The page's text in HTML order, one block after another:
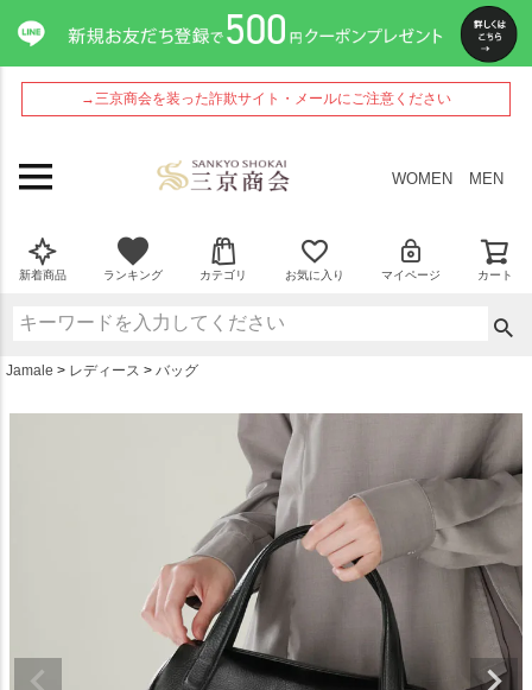
→三京商会を装った詐欺サイト・メールにご注意ください
WOMEN MEN
新着商品 ランキング カテゴリ お気に入り マイページ カート
Jamale レディース バッグ
ペー
ジト
ップ
へ